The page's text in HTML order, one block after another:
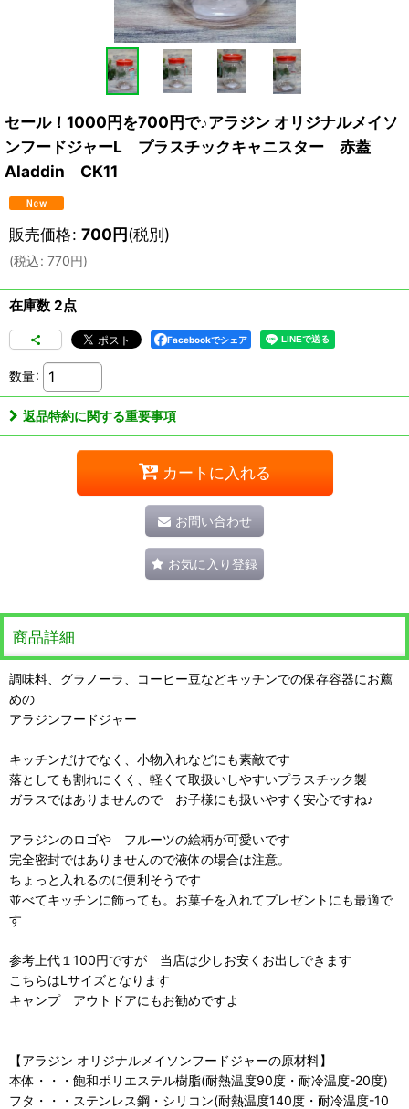
セール！1000円を700円で♪アラジン オリジナルメイソ
ンフードジャーL プラスチックキャニスター 赤蓋
Aladdin CK11
販売価格: 700円(税別)
(税込: 770円)
在庫数 2点
Facebookでシェア
数量:
返品特約に関する重要事項
カートに入れる
お問い合わせ
お気に入り登録
商品詳細
調味料、グラノーラ、コーヒー豆などキッチンでの保存容器にお薦
めの
アラジンフードジャー
キッチンだけでなく、小物入れなどにも素敵です
落としても割れにくく、軽くて取扱いしやすいプラスチック製
ガラスではありませんので お子様にも扱いやすく安心ですね♪
アラジンのロゴや フルーツの絵柄が可愛いです
完全密封ではありませんので液体の場合は注意。
ちょっと入れるのに便利そうです
並べてキッチンに飾っても。お菓子を入れてプレゼントにも最適で
す
参考上代１100円ですが 当店は少しお安くお出しできます
こちらはLサイズとなります
キャンプ アウトドアにもお勧めですよ
【アラジン オリジナルメイソンフードジャーの原材料】
本体・・・飽和ポリエステル樹脂(耐熱温度90度・耐冷温度-20度)
フタ・・・ステンレス鋼・シリコン(耐熱温度140度・耐冷温度-10